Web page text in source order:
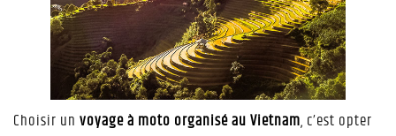
Choisir un voyage à moto organisé au Vietnam, c’est opter